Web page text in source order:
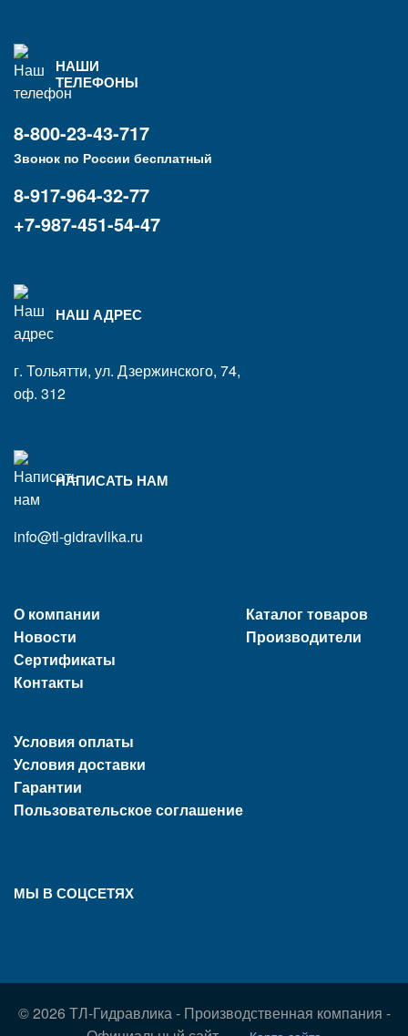
НАШИ
ТЕЛЕФОНЫ
8-800-23-43-717
Звонок по России бесплатный
8-917-964-32-77
+7-987-451-54-47
НАШ АДРЕС
г. Тольятти, ул. Дзержинского, 74,
оф. 312
НАПИСАТЬ НАМ
info@tl-gidravlika.ru
О компании
Новости
Сертификаты
Контакты
Условия оплаты
Условия доставки
Гарантии
Пользовательское соглашение
Каталог товаров
Производители
МЫ В СОЦСЕТЯХ
© 2026 ТЛ-Гидравлика - Производственная компания -